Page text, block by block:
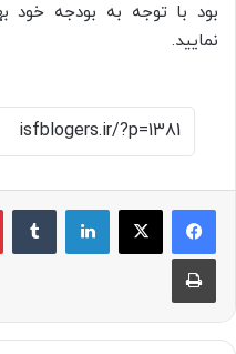
بود با توجه به بودجه خود
نمایید.
لینکدین
چاپ